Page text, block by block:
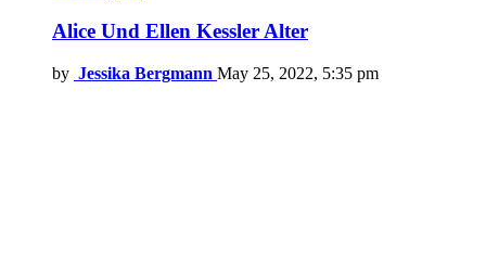
Alice Und Ellen Kessler Alter
by Jessika Bergmann May 25, 2022, 5:35 pm